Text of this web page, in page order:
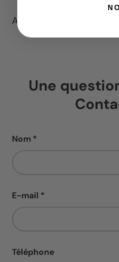
Avec accessoires : 100kg.
Une
Nom
E-mail
Téléphone